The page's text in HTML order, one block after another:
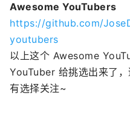
Awesome YouTubers
https://github.com/
youtubers
以上这个 Awesome
YouTuber 给挑选出来了
有选择关注~